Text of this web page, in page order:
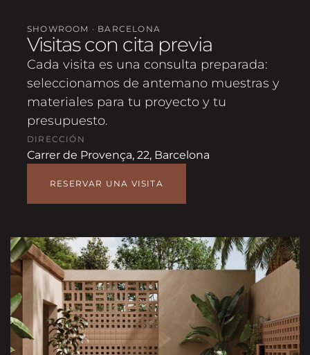
SHOWROOM · BARCELONA
Visitas con cita previa
Cada visita es una consulta preparada:
seleccionamos de antemano muestras y
materiales para tu proyecto y tu
presupuesto.
DIRECCIÓN
Carrer de Provença, 22, Barcelona
RESERVAR UNA VISITA